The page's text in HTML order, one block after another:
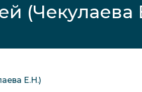
(Чекулаева
Е.Н.)